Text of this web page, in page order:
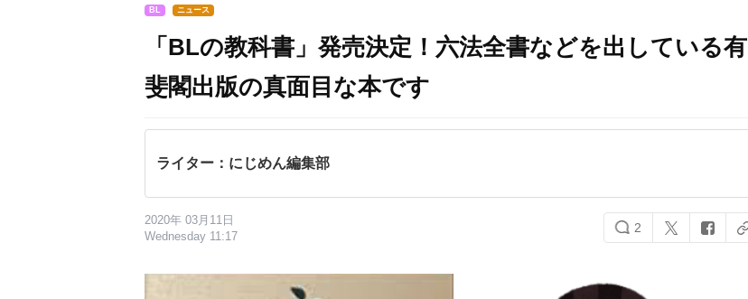
BL ニュース
「BLの教科書」発売決定！六法全書などを出している有
斐閣出版の真面目な本です
ライター：にじめん編集部
2020年 03月11日
Wednesday 11:17
2